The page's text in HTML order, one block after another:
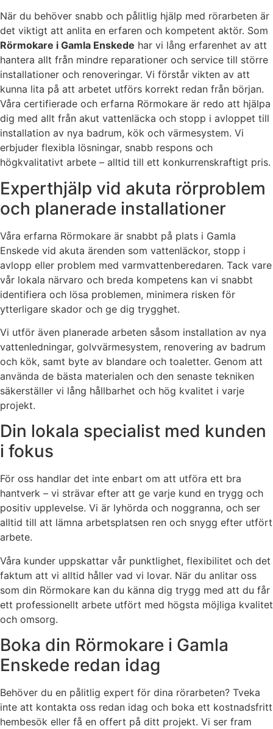
När du behöver snabb och pålitlig hjälp med rörarbeten är
det viktigt att anlita en erfaren och kompetent aktör. Som
Rörmokare i Gamla Enskede har vi lång erfarenhet av att
hantera allt från mindre reparationer och service till större
installationer och renoveringar. Vi förstår vikten av att
kunna lita på att arbetet utförs korrekt redan från början.
Våra certifierade och erfarna Rörmokare är redo att hjälpa
dig med allt från akut vattenläcka och stopp i avloppet till
installation av nya badrum, kök och värmesystem. Vi
erbjuder flexibla lösningar, snabb respons och
högkvalitativt arbete – alltid till ett konkurrenskraftigt pris.
Experthjälp vid akuta rörproblem
och planerade installationer
Våra erfarna Rörmokare är snabbt på plats i Gamla
Enskede vid akuta ärenden som vattenläckor, stopp i
avlopp eller problem med varmvattenberedaren. Tack vare
vår lokala närvaro och breda kompetens kan vi snabbt
identifiera och lösa problemen, minimera risken för
ytterligare skador och ge dig trygghet.
Vi utför även planerade arbeten såsom installation av nya
vattenledningar, golvvärmesystem, renovering av badrum
och kök, samt byte av blandare och toaletter. Genom att
använda de bästa materialen och den senaste tekniken
säkerställer vi lång hållbarhet och hög kvalitet i varje
projekt.
Din lokala specialist med kunden
i fokus
För oss handlar det inte enbart om att utföra ett bra
hantverk – vi strävar efter att ge varje kund en trygg och
positiv upplevelse. Vi är lyhörda och noggranna, och ser
alltid till att lämna arbetsplatsen ren och snygg efter utfört
arbete.
Våra kunder uppskattar vår punktlighet, flexibilitet och det
faktum att vi alltid håller vad vi lovar. När du anlitar oss
som din Rörmokare kan du känna dig trygg med att du får
ett professionellt arbete utfört med högsta möjliga kvalitet
och omsorg.
Boka din Rörmokare i Gamla
Enskede redan idag
Behöver du en pålitlig expert för dina rörarbeten? Tveka
inte att kontakta oss redan idag och boka ett kostnadsfritt
hembesök eller få en offert på ditt projekt. Vi ser fram